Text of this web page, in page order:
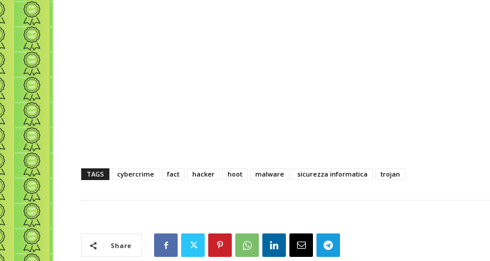
TAGS cybercrime fact hacker hoot malware sicurezza informatica trojan
Share